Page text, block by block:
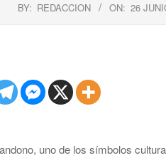
BY: REDACCION ON: 26
uno de los símbolos